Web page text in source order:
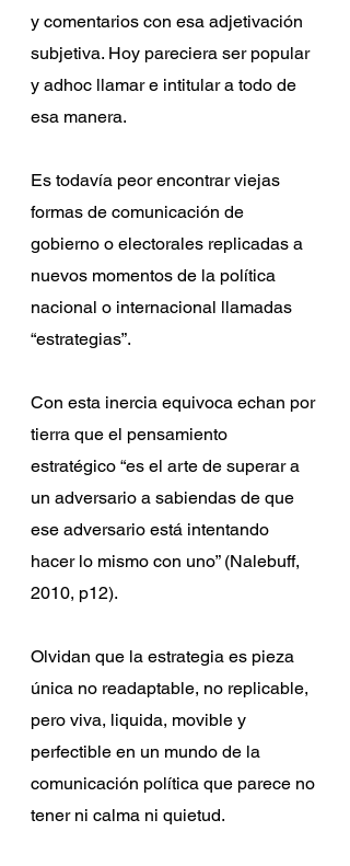
y comentarios con esa adjetivación
subjetiva. Hoy pareciera ser popular
y adhoc llamar e intitular a todo de
esa manera.
Es todavía peor encontrar viejas
formas de comunicación de
gobierno o electorales replicadas a
nuevos momentos de la política
nacional o internacional llamadas
“estrategias”.
Con esta inercia equivoca echan por
tierra que el pensamiento
estratégico “es el arte de superar a
un adversario a sabiendas de que
ese adversario está intentando
hacer lo mismo con uno” (Nalebuff,
2010, p12).
Olvidan que la estrategia es pieza
única no readaptable, no replicable,
pero viva, liquida, movible y
perfectible en un mundo de la
comunicación política que parece no
tener ni calma ni quietud.